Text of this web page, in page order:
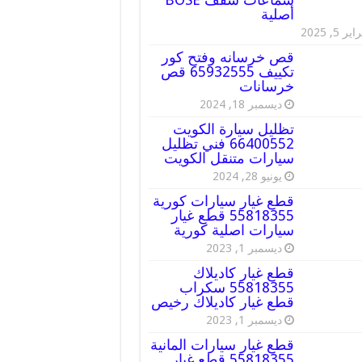
أصلية
5, 2025
قص خرسانه وفتح كور
تكييف 65932555 قص
خرسانات
ديسمبر 18, 2024
تظليل سيارة الكويت
66400552 فني تظليل
سيارات متنقل الكويت
يونيو 28, 2024
قطع غيار سيارات كورية
55818355 قطع غيار
سيارات اصلية كورية
ديسمبر 1, 2023
قطع غيار كاديلاك
55818355 سكراب
قطع غيار كاديلاك رخيص
ديسمبر 1, 2023
قطع غيار سيارات المانية